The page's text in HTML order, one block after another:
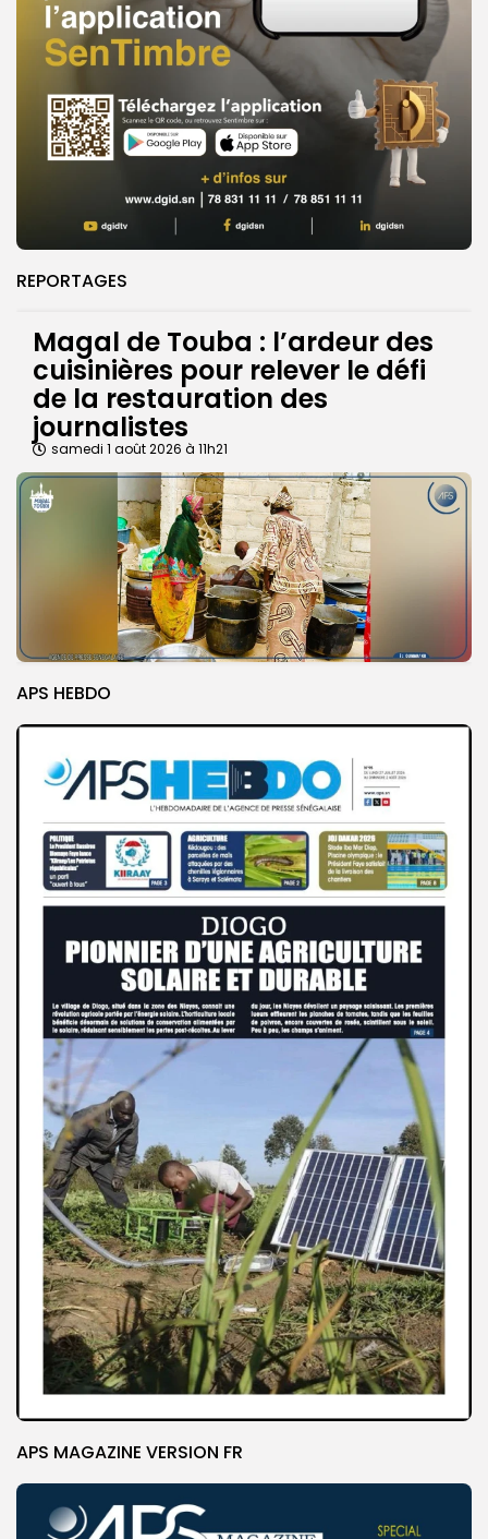
REPORTAGES
Magal de Touba : l’ardeur des
cuisinières pour relever le défi
de la restauration des
journalistes
samedi 1 août 2026 à 11h21
APS HEBDO
APS MAGAZINE VERSION FR